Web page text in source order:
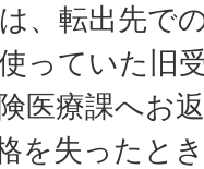
、転出先で
っていた旧
医療課へお
を失ったとき